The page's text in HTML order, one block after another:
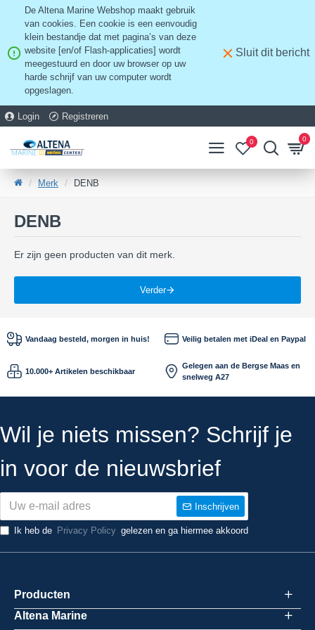
De Altena Marine Webshop maakt gebruik
van cookies. Een cookie is een eenvoudig
klein bestandje dat met pagina’s van deze
website [en/of Flash-applicaties] wordt
meegestuurd en door uw browser op uw
harde schrijf van uw computer wordt
opgeslagen.
Sluit dit bericht
Login Registreren
0 0
Merk DENB
DENB
Er zijn geen producten van dit merk.
Verder
Vandaag besteld, morgen in huis! Veilig betalen met iDeal en Paypal
10.000+ Artikelen beschikbaar
Gelegen aan de Bergse Maas en
snelweg A27
Wil je niets missen? Schrijf je
in voor de nieuwsbrief
Inschrijven
Ik heb de Privacy Policy gelezen en ga hiermee akkoord
Producten
Altena Marine